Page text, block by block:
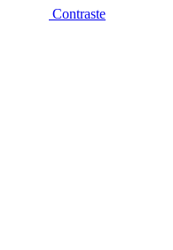
Contraste